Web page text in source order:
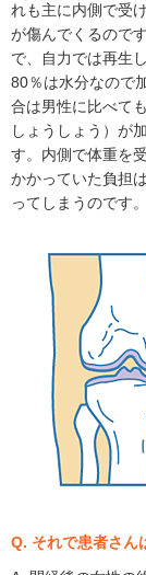
れも主に内側で受
が傷んでくるので
で、自力では再生
80％は水分なので
合は男性に比べて
しょうしょう）が
す。内側で体重を
かかっていた負担
ってしまうのです。
Q. それで患者さん